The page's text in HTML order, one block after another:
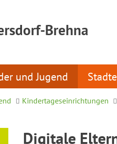
Brehna
und Jugend
Kindertageseinrichtungen
Digitale